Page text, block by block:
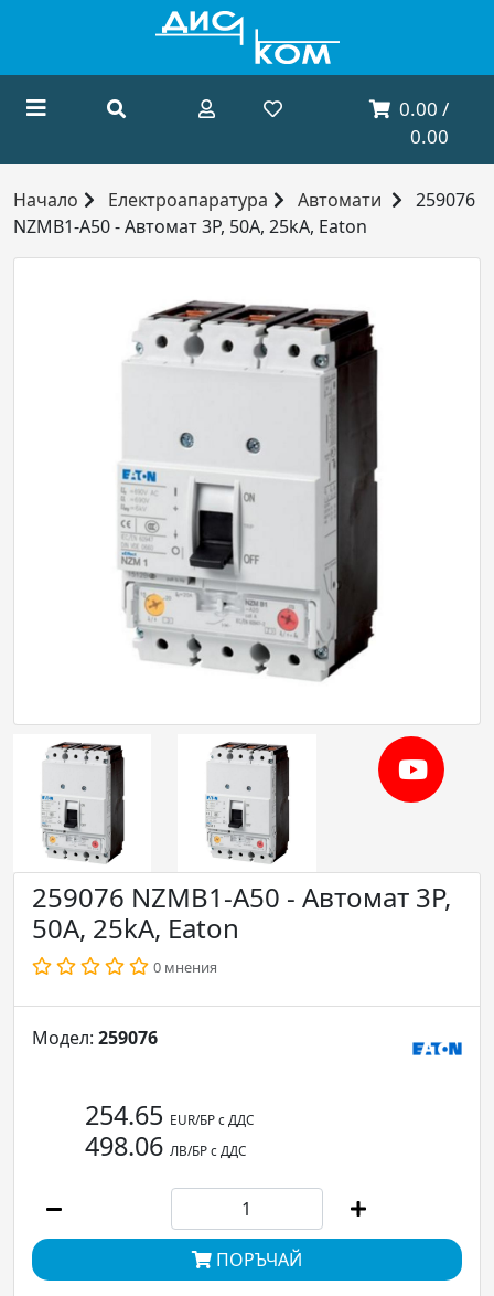
0.00 /
0.00
Начало Електроапаратура Автомати
259076
NZMB1-A50 - Автомат 3P, 50A, 25kA, Eaton
259076 NZMB1-A50 - Автомат 3P,
50A, 25kA, Eaton
0 мнения
Модел: 259076
254.65 EUR/БР с ДДС
498.06 ЛВ/БР с ДДС
ПОРЪЧАЙ